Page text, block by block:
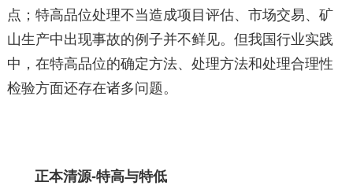
点；特高品位处理不当造成项目评估、市场交易、矿
山生产中出现事故的例子并不鲜见。但我国行业实践
中，在特高品位的确定方法、处理方法和处理合理性
检验方面还存在诸多问题。
正本清源-特高与特低